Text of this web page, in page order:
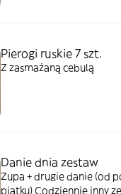
Pierogi ruskie 7 szt.
Z zasmażaną cebulą
Danie dnia zestaw
Zupa + drugie danie (od
piątku) Codziennie inny